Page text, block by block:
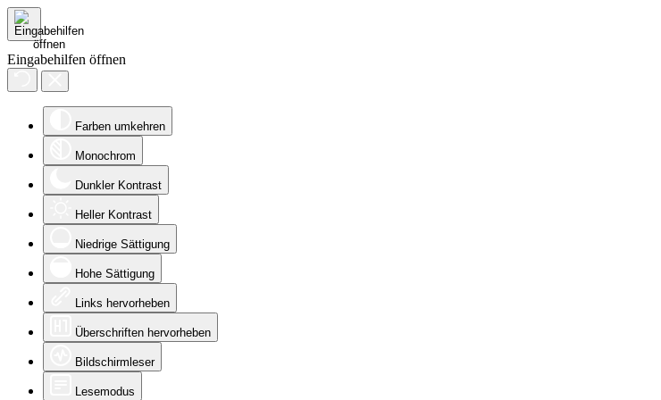
Eingabehilfen öffnen
Farben umkehren
Monochrom
Dunkler Kontrast
Heller Kontrast
Niedrige Sättigung
Hohe Sättigung
Links hervorheben
Überschriften hervorheben
Bildschirmleser
Lesemodus